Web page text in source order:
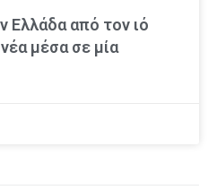
Ελλάδα από τον ιό
μέσα σε μία